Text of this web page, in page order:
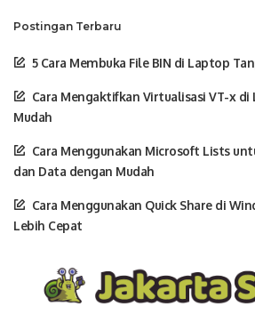
Postingan Terbaru
5 Cara Membuka File BIN di Laptop
Cara Mengaktifkan Virtualisasi VT-x di
Mudah
Cara Menggunakan Microsoft Lists
dan Data dengan Mudah
Cara Menggunakan Quick Share di
Lebih Cepat